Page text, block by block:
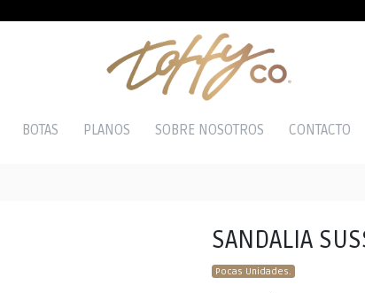
BOTAS PLANOS SOBRE NOSOTROS CONTACTO
SANDALIA
Pocas Unidades.